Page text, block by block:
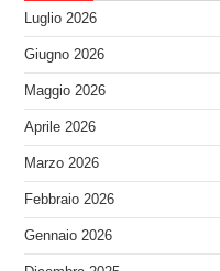
Luglio 2026
Giugno 2026
Maggio 2026
Aprile 2026
Marzo 2026
Febbraio 2026
Gennaio 2026